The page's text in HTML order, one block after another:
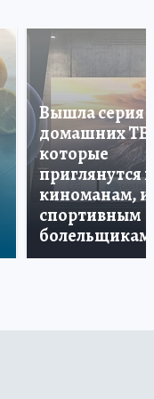
Вышла серия
домашних ТВ,
которые
приглянутся и
киноманам, и
спортивным
болельщикам